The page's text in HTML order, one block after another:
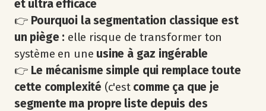
et ultra efficace
👉 Pourquoi la segmentation classique est
un piège : elle risque de transformer ton
système en une usine à gaz ingérable
👉 Le mécanisme simple qui remplace toute
cette complexité (c'est comme ça que je
segmente ma propre liste depuis des